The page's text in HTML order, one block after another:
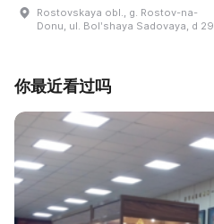
Rostovskaya obl., g. Rostov-na-
Donu, ul. Bolʹshaya Sadovaya, d 29
你最近看过吗